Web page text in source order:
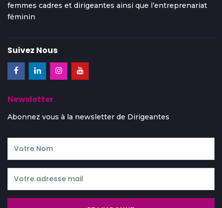
femmes cadres et dirigeantes ainsi que l’entreprenariat
féminin
Suivez Nous
Newsletter
Abonnez vous à la newsletter de Dirigeantes